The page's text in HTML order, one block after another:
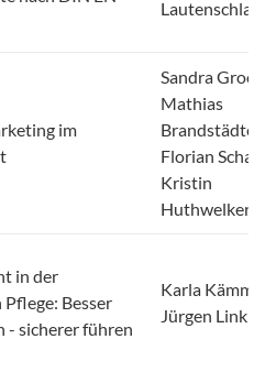
im
Sandra
Mathias
Brandstädter,
Florian
Kristin
Huthwelker
in der
Besser
- sicherer führen
Karla
Jürgen Link